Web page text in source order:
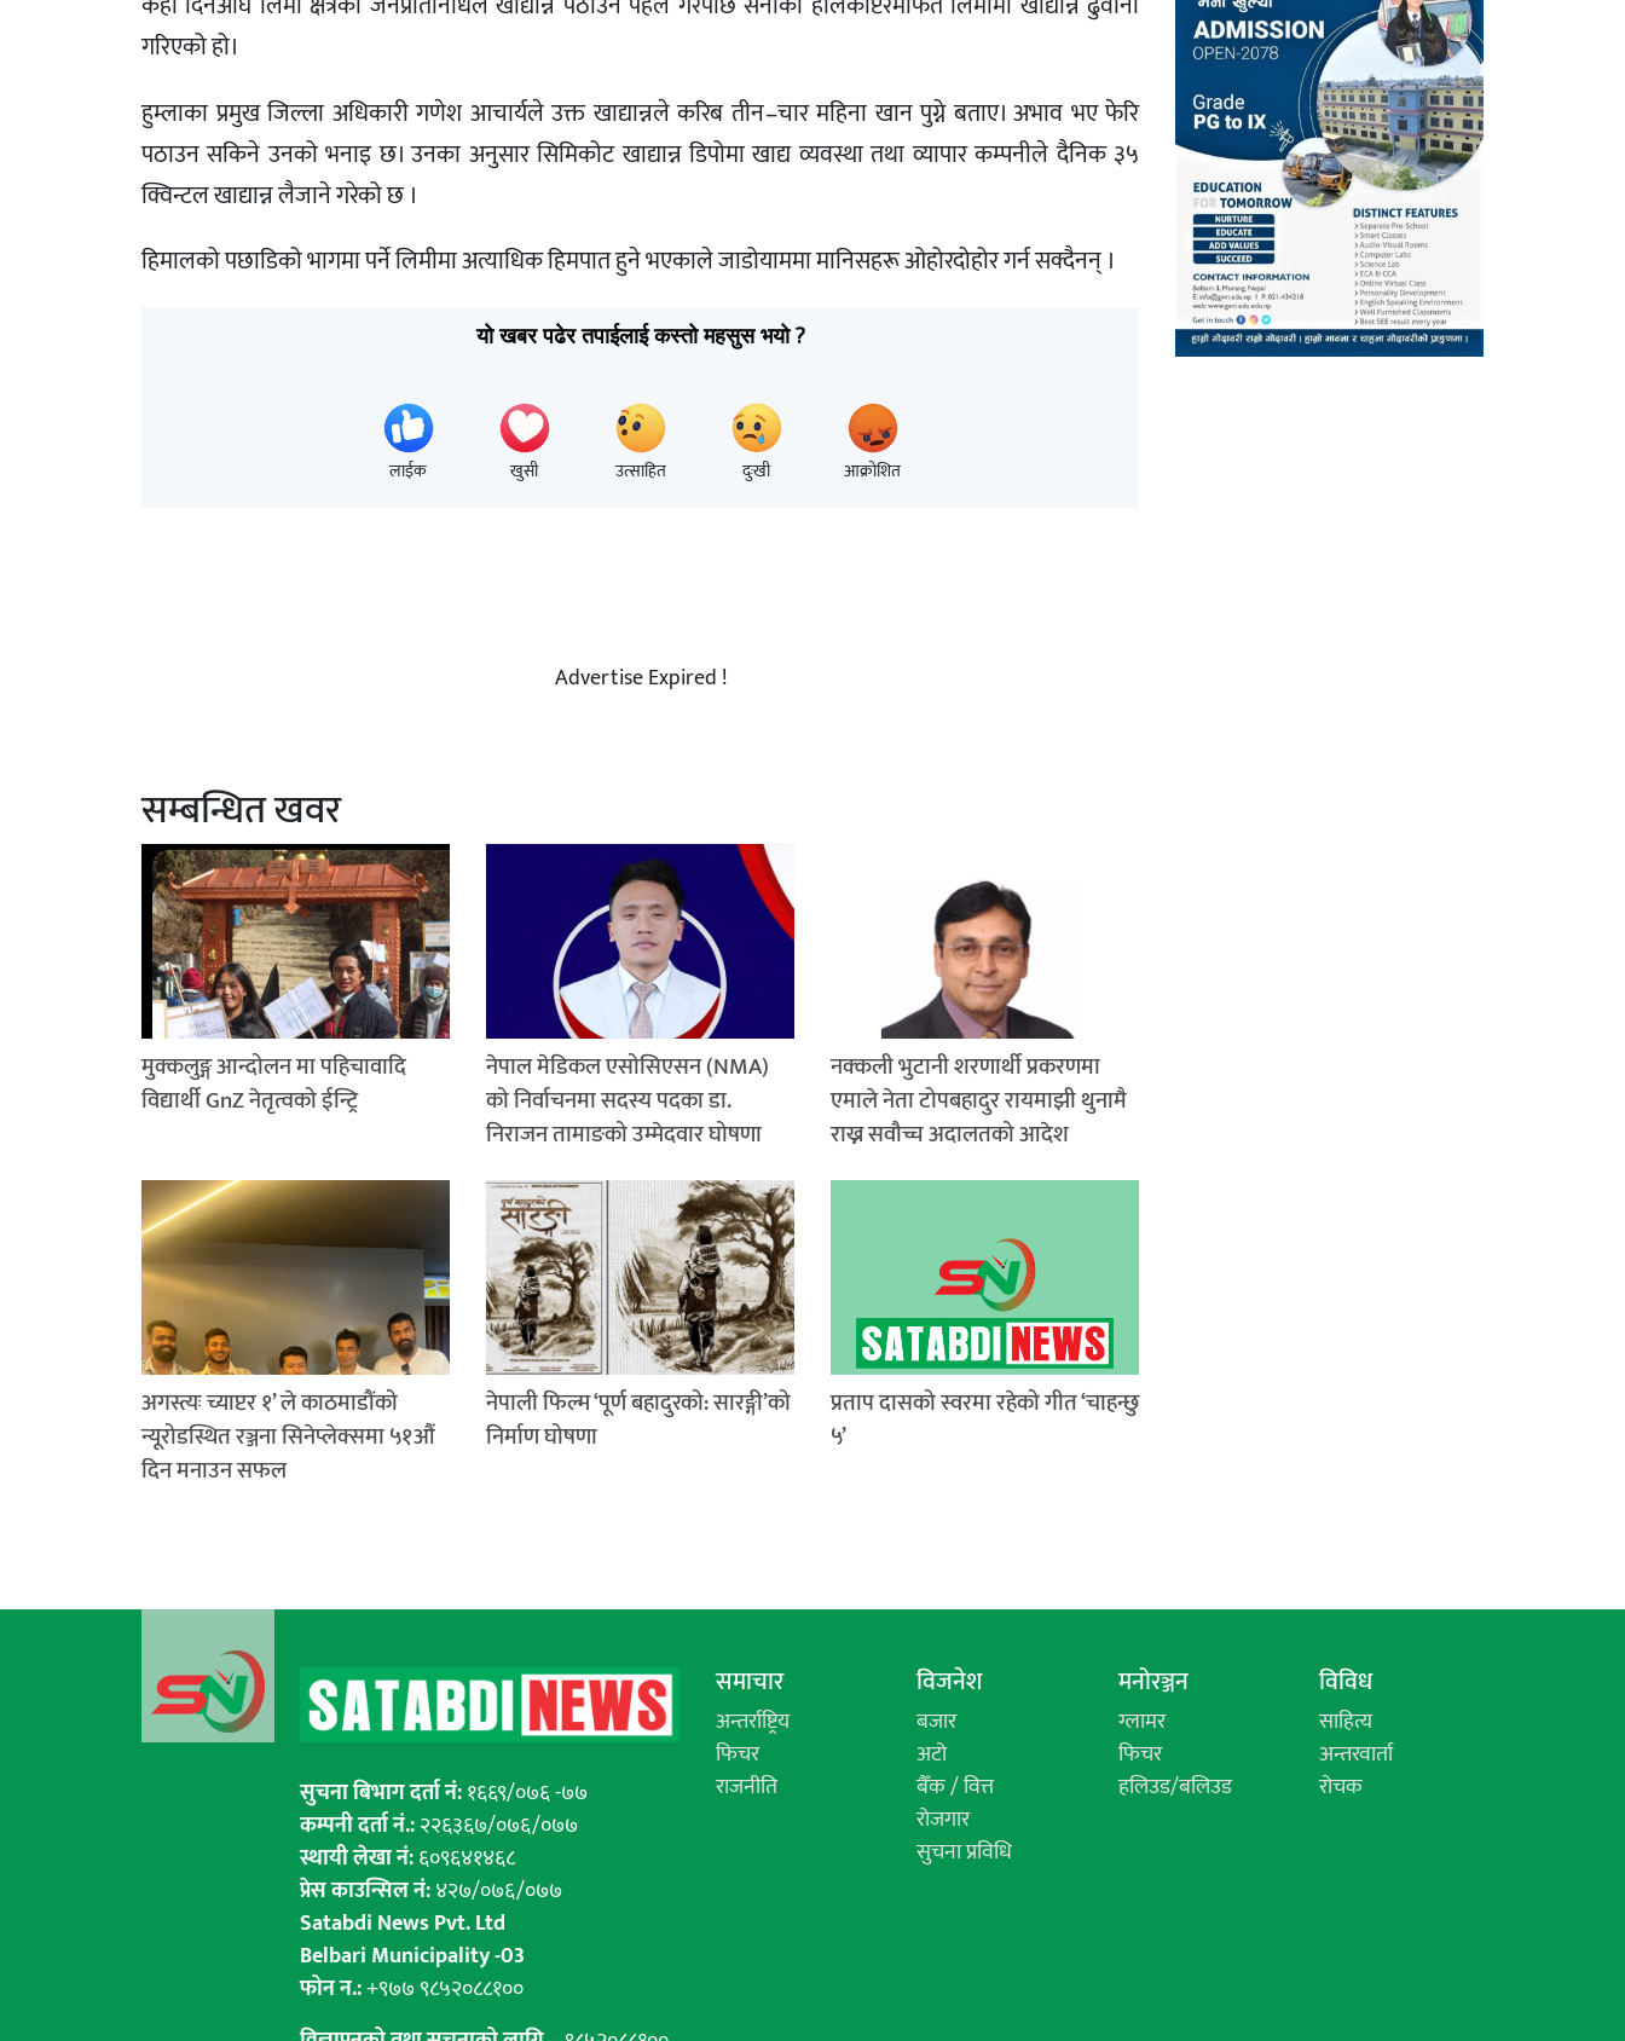
गरिएको हो।
हुम्लाका प्रमुख जिल्ला अधिकारी गणेश आचार्यले उक्त खाद्यान्नले करिब तीन–चार महिना खान पुग्ने बताए। अभाव भए फेरि
पठाउन सकिने उनको भनाइ छ। उनका अनुसार सिमिकोट खाद्यान्न डिपोमा खाद्य व्यवस्था तथा व्यापार कम्पनीले दैनिक ३५
क्विन्टल खाद्यान्न लैजाने गरेको छ ।
हिमालको पछाडिको भागमा पर्ने लिमीमा अत्याधिक हिमपात हुने भएकाले जाडोयाममा मानिसहरू ओहोरदोहोर गर्न सक्दैनन् ।
यो खबर पढेर तपाईलाई कस्तो महसुस भयो ?
लाईक खुसी उत्साहित दुःखी आक्रोशित
Advertise Expired !
सम्बन्धित खवर
मुक्कलुङ्ग आन्दोलन मा पहिचावादि
विद्यार्थी GnZ नेतृत्वको ईन्ट्रि
नेपाल मेडिकल एसोसिएसन (NMA)
को निर्वाचनमा सदस्य पदका डा.
निराजन तामाङको उम्मेदवार घोषणा
नक्कली भुटानी शरणार्थी प्रकरणमा
एमाले नेता टोपबहादुर रायमाझी थुनामै
राख्न सवौच्च अदालतको आदेश
अगस्त्यः च्याप्टर १’ ले काठमाडौंको
न्यूरोडस्थित रञ्जना सिनेप्लेक्समा ५१औं
दिन मनाउन सफल
नेपाली फिल्म ‘पूर्ण बहादुरको: सारङ्गी’को
निर्माण घोषणा
प्रताप दासको स्वरमा रहेको गीत ‘चाहन्छु
५’
सुचना बिभाग दर्ता नं:१६६९/०७६ -७७
कम्पनी दर्ता नं.:२२६३६७/०७६/०७७
स्थायी लेखा नं:६०९६४१४६८
प्रेस काउन्सिल नं:४२७/०७६/०७७
Satabdi News Pvt. Ltd
Belbari Municipality -03
फोन न.:+९७७ ९८५२०८८१००
समाचार
अन्तर्राष्ट्रिय
फिचर
राजनीति
विजनेश
बजार
अटो
बैँक / वित्त
रोजगार
सुचना प्रविधि
मनोरञ्जन
ग्लामर
फिचर
हलिउड/बलिउड
विविध
साहित्य
अन्तरवार्ता
रोचक